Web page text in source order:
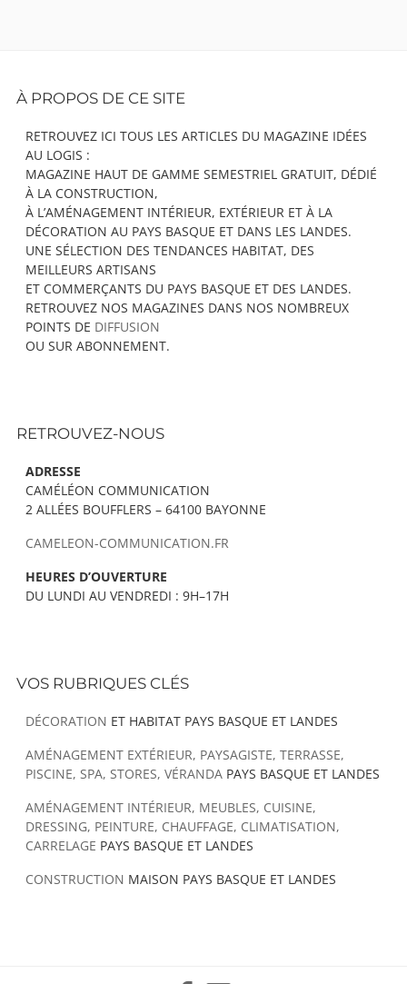
Content
À PROPOS DE CE SITE
RETROUVEZ ICI TOUS LES ARTICLES DU MAGAZINE IDÉES
AU LOGIS :
MAGAZINE HAUT DE GAMME SEMESTRIEL GRATUIT, DÉDIÉ
À LA CONSTRUCTION,
À L’AMÉNAGEMENT INTÉRIEUR, EXTÉRIEUR ET À LA
DÉCORATION AU PAYS BASQUE ET DANS LES LANDES.
UNE SÉLECTION DES TENDANCES HABITAT, DES
MEILLEURS ARTISANS
ET COMMERÇANTS DU PAYS BASQUE ET DES LANDES.
RETROUVEZ NOS MAGAZINES DANS NOS NOMBREUX
POINTS DE DIFFUSION
OU SUR ABONNEMENT.
RETROUVEZ-NOUS
ADRESSE
CAMÉLÉON COMMUNICATION
2 ALLÉES BOUFFLERS – 64100 BAYONNE
CAMELEON-COMMUNICATION.FR
HEURES D’OUVERTURE
DU LUNDI AU VENDREDI : 9H–17H
VOS RUBRIQUES CLÉS
DÉCORATION ET HABITAT PAYS BASQUE ET LANDES
AMÉNAGEMENT EXTÉRIEUR, PAYSAGISTE, TERRASSE,
PISCINE, SPA, STORES, VÉRANDA PAYS BASQUE ET LANDES
AMÉNAGEMENT INTÉRIEUR, MEUBLES, CUISINE,
DRESSING, PEINTURE, CHAUFFAGE, CLIMATISATION,
CARRELAGE PAYS BASQUE ET LANDES
CONSTRUCTION MAISON PAYS BASQUE ET LANDES